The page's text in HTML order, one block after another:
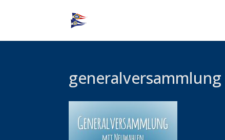
generalversammlung